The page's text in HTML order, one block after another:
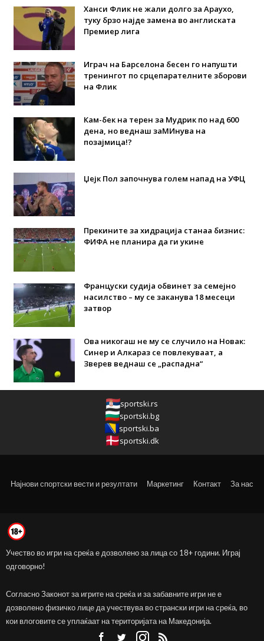
Ханси Флик не жали долго за Араухо,
туку брзо најде замена во англиската
Премиер лига
Играч на Барселона бесен го напушти
тренингот по срцепарателните зборови
на Флик
Кам-бек на терен за Мудрик по над 600
дена, но веднаш заМИнува на
позајмица!?
Џејк Пол започнува голем напад на УФЦ
Прекините за хидрација станаа бизнис:
ФИФА не планира да ги укине
Француски судија обвинет за семејно
насилство – му се заканува 18 месеци
затвор
Ова никогаш не му се случило на Новак:
Синер и Алкараз се повлекуваат, а
Зверев веднаш се „распадна“
sportski.rs
sportski.bg
sportski.ba
sportski.dk
Најнови спортски вести и резултати Маркетинг Контакт За нас
Учество во игри на среќа е дозволено за лица со 18+ години. Играј
одговорно!
Согласно Законот за игрите на среќа и за забавните игри не е
дозволено физичко лице да учествува во странски игри на среќа, во
кои влоговите се уплаќаат на територијата на Македонија.